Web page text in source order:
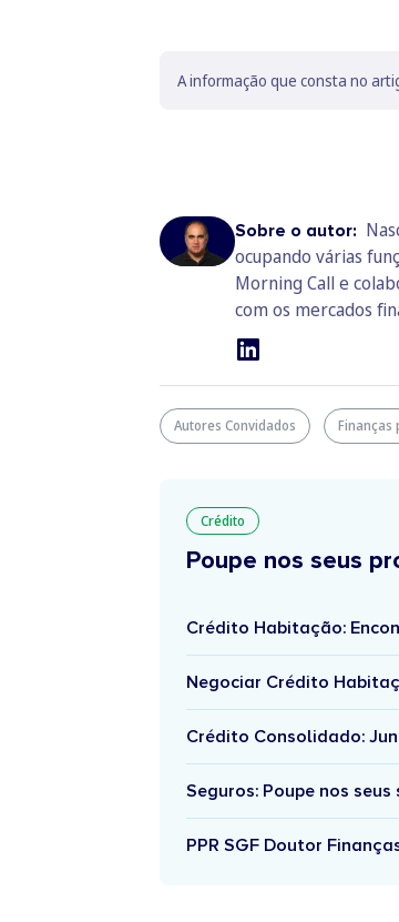
A informação que consta no
Sobre o autor:
ocupando várias
Morning Call e
com os mercados
Autores Convidados Finanças
Crédito
Poupe nos seus
Crédito Habitação:
Negociar Crédito
Crédito Consolidado:
Seguros: Poupe nos
PPR SGF Doutor